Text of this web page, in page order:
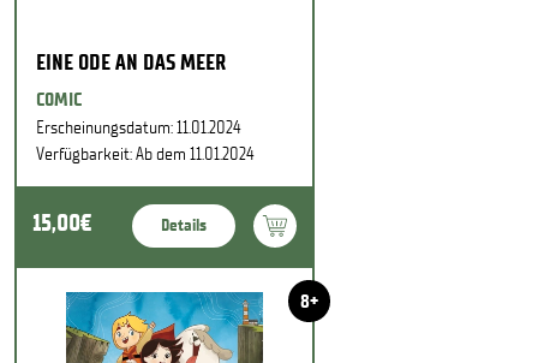
EINE ODE AN DAS MEER
COMIC
Erscheinungsdatum: 11.01.2024
Verfügbarkeit: Ab dem 11.01.2024
15,00€ Details
8+